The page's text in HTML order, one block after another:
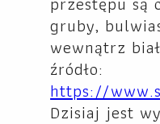
gruby,
wewnątrz
źródło:
https://
Dzisiaj jest